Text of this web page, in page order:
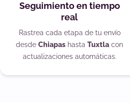
Seguimiento en tiempo
real
Rastrea cada etapa de tu envío
desde Chiapas hasta Tuxtla con
actualizaciones automáticas.